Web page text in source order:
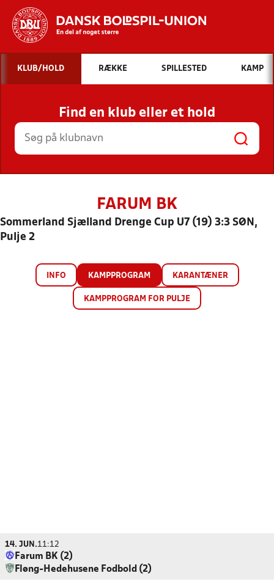
Hvad vil du søge efter?
INDHOLD OG NYHEDER
STILLINGER, RESULTATER, KLUBBER OG
HOLD
KLUB/HOLD RÆKKE SPILLESTED KAMP
Find en klub eller et hold
FARUM BK
Sommerland Sjælland Drenge Cup U7 (19) 3:3 SØN,
Pulje 2
INFO KAMPPROGRAM KARANTÆNER
KAMPPROGRAM FOR PULJE
14. JUN.11:12
Farum BK (2)
Fløng-Hedehusene Fodbold (2)